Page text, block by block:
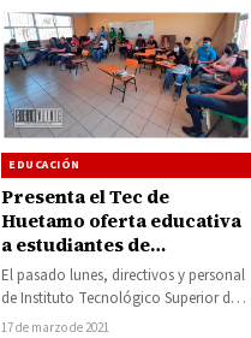
EDUCACIÓN
Presenta el Tec de
Huetamo oferta educativa
a estudiantes de
Montecillos
El pasado lunes, directivos y personal
de Instituto Tecnológico Superior de
Huetamo, visitaron la localidad de
17 de marzo de 2021